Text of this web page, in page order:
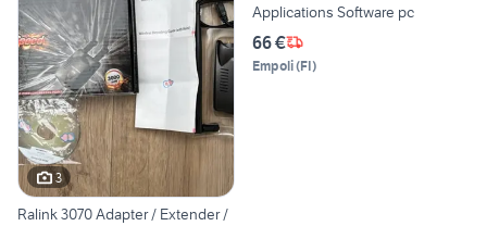
3
Ralink 3070 Adapter / Extender /
Applications Software pc
66 €
Empoli(FI)